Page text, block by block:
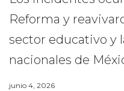
Reforma y
sector educativo y
nacionales de
junio 4, 2026